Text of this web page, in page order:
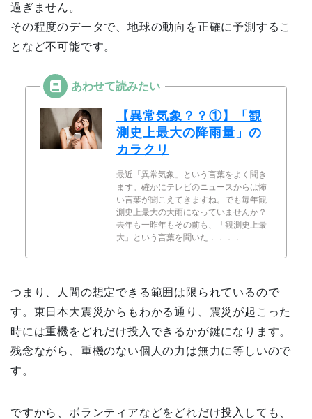
過ぎません。
その程度のデータで、地球の動向を正確に予測するこ
となど不可能です。
【異常気象？？①】「観
測史上最大の降雨量」の
カラクリ
最近「異常気象」という言葉をよく聞き
ます。確かにテレビのニュースからは怖
い言葉が聞こえてきますね。でも毎年観
測史上最大の大雨になっていませんか？
去年も一昨年もその前も、「観測史上最
大」という言葉を聞いた．．．．
つまり、人間の想定できる範囲は限られているので
す。東日本大震災からもわかる通り、震災が起こった
時には重機をどれだけ投入できるかが鍵になります。
残念ながら、重機のない個人の力は無力に等しいので
す。
ですから、ボランティアなどをどれだけ投入しても、